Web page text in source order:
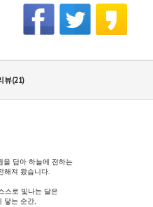
뷰(21)
을 담아 하늘에 전하는
해져 왔습니다.
스로 빛나는 달은
닿는 순간,